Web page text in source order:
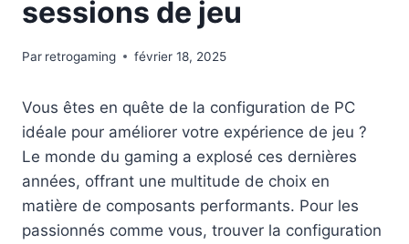
sessions de jeu
Par retrogaming février 18, 2025
Vous êtes en quête de la configuration de PC
idéale pour améliorer votre expérience de jeu ?
Le monde du gaming a explosé ces dernières
années, offrant une multitude de choix en
matière de composants performants. Pour les
passionnés comme vous, trouver la configuration